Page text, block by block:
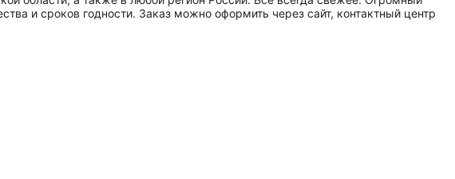
и сроков годности. Заказ можно оформить через сайт, контактный центр